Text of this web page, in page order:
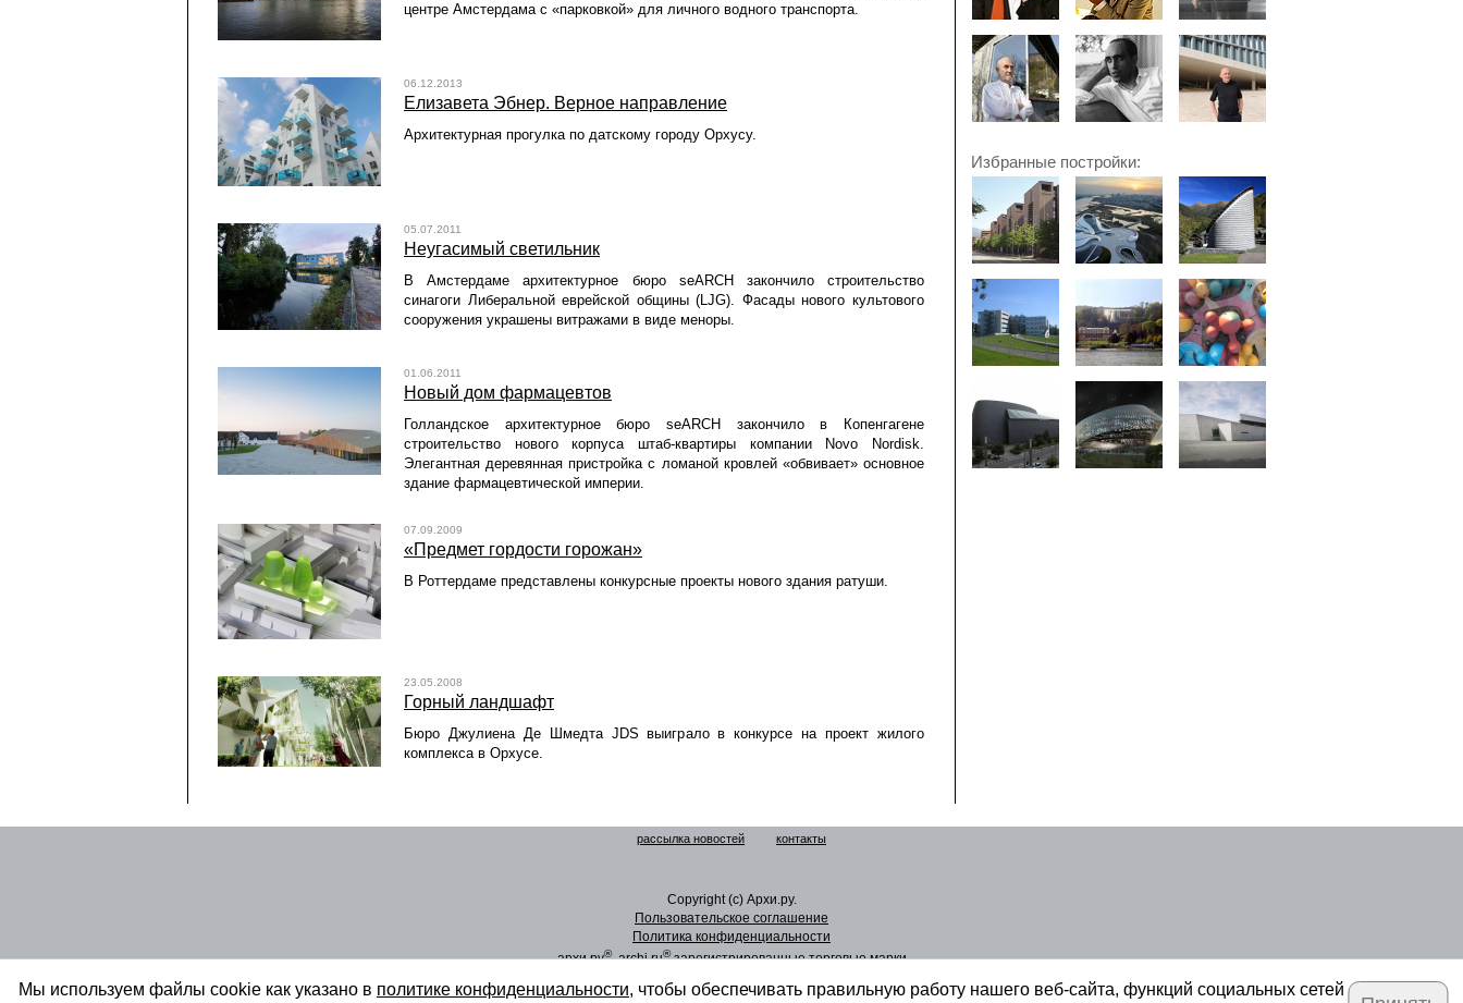
центре Амстердама с «парковкой» для личного водного транспорта.
06.12.2013
Елизавета Эбнер. Верное направление
Архитектурная прогулка по датскому городу Орхусу.
05.07.2011
Неугасимый светильник
В Амстердаме архитектурное бюро seARCH закончило строительство
синагоги Либеральной еврейской общины (LJG). Фасады нового культового
сооружения украшены витражами в виде меноры.
01.06.2011
Новый дом фармацевтов
Голландское архитектурное бюро seARCH закончило в Копенгагене
строительство нового корпуса штаб-квартиры компании Novo Nordisk.
Элегантная деревянная пристройка с ломаной кровлей «обвивает» основное
здание фармацевтической империи.
07.09.2009
«Предмет гордости горожан»
В Роттердаме представлены конкурсные проекты нового здания ратуши.
23.05.2008
Горный ландшафт
Бюро Джулиена Де Шмедта JDS выиграло в конкурсе на проект жилого
комплекса в Орхусе.
Избранные постройки:
рассылка новостей контакты
Copyright (c) Архи.ру.
Пользовательское соглашение
Политика конфиденциальности
архи.ру®, archi.ru®зарегистрированные торговые марки
Мы используем файлы cookie как указано в политике конфиденциальности, чтобы обеспечивать правильную работу нашего веб-сайта, функций социальных сетей